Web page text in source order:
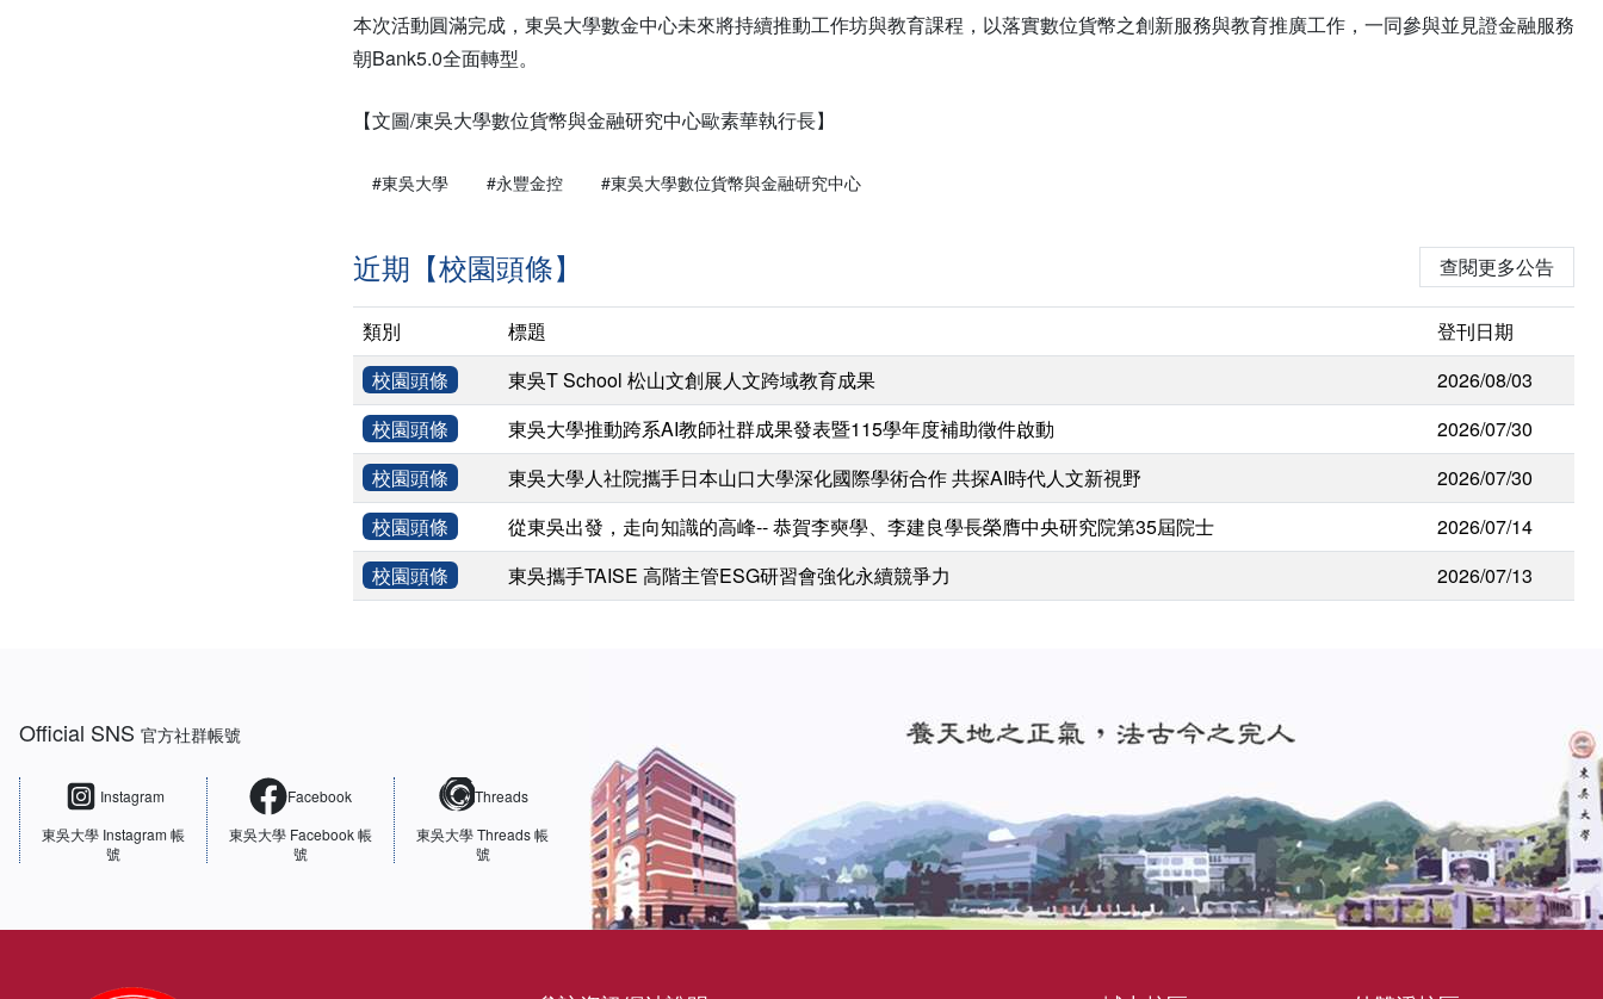
本次活動圓滿完成，東吳大學數金中心未來將持續推動工作坊與教育課程，以落實數位貨幣之創新服務與教育推廣工作，一同參與並見證金融服務
朝Bank5.0全面轉型。
【文圖/東吳大學數位貨幣與金融研究中心歐素華執行長】
#東吳大學 #永豐金控 #東吳大學數位貨幣與金融研究中心
近期【校園頭條】 查閱更多公告
類別 標題
登刊日期
校園頭條
東吳T School 松山文創展人文跨域教育成果
2026/08/03
校園頭條
東吳大學推動跨系AI教師社群成果發表暨115學年度補助徵件啟動
2026/07/30
校園頭條
東吳大學人社院攜手日本山口大學深化國際學術合作 共探AI時代人文新視野
2026/07/30
校園頭條
從東吳出發，走向知識的高峰-- 恭賀李奭學、李建良學長榮膺中央研究院第35屆院士
2026/07/14
校園頭條
東吳攜手TAISE 高階主管ESG研習會強化永續競爭力 2026/07/13
Official SNS 官方社群帳號
Instagram
東吳大學 Instagram 帳
號
Facebook
東吳大學 Facebook 帳
號
Threads
東吳大學Threads 帳
號